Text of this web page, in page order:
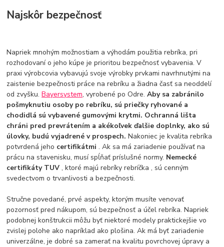
Najskôr bezpečnosť
Napriek mnohým možnostiam a výhodám použitia rebríka, pri
rozhodovaní o jeho kúpe je prioritou bezpečnosť vybavenia. V
praxi výrobcovia vybavujú svoje výrobky prvkami navrhnutými na
zaistenie bezpečnosti práce na rebríku a žiadna časť sa neoddelí
od zvyšku.Bayersystem, vyrobené po Odre.Aby sa zabránilo
pošmyknutiu osoby po rebríku, sú priečky ryhované a
chodidlá sú vybavené gumovými krytmi. Ochranná lišta
chráni pred prevrátením a akékoľvek ďalšie doplnky, ako sú
úlovky, budú vyjadrené v prospech.Nakoniec je kvalita rebríka
potvrdená jeho certifikátmi. Ak sa má zariadenie používať na
prácu na stavenisku, musí spĺňať príslušné normy. Nemecké
certifikáty TUV, ktoré majú rebríky rebríčka , sú cenným
svedectvom o trvanlivosti a bezpečnosti.
Stručne povedané, prvé aspekty, ktorým musíte venovať
pozornosť pred nákupom, sú bezpečnosť a účel rebríka. Napriek
podobnej konštrukcii môžu byť niektoré modely praktickejšie vo
zvislej polohe ako napríklad ako plošina. Ak má byť zariadenie
univerzálne, je dobré sa zamerať na kvalitu povrchovej úpravy a